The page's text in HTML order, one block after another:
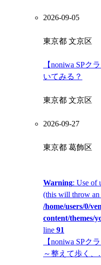
2026-09-05
東京都 文京区
【noniwa SPク
いてみる？
東京都 文京区
2026-09-27
東京都 葛飾区
Warning: Use of
(this will throw an
/home/users/0/
content/themes/
line 91
【noniwa SPク
～整えて歩く